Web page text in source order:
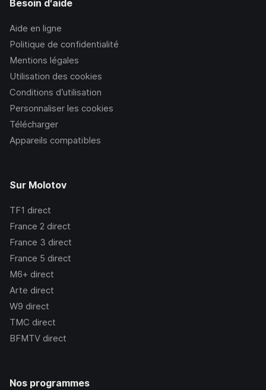
Besoin d'aide
Aide en ligne
Politique de confidentialité
Mentions légales
Utilisation des cookies
Conditions d’utilisation
Personnaliser les cookies
Télécharger
Appareils compatibles
Sur Molotov
TF1 direct
France 2 direct
France 3 direct
France 5 direct
M6+ direct
Arte direct
W9 direct
TMC direct
BFMTV direct
Nos programmes